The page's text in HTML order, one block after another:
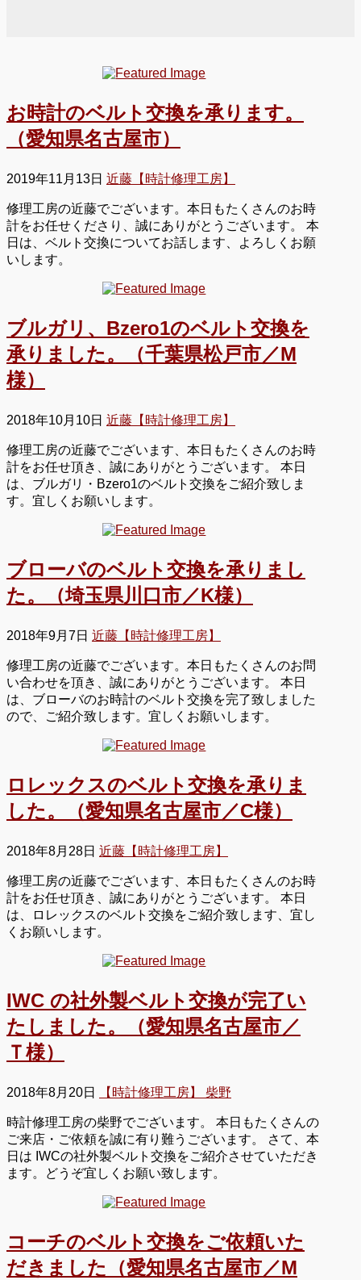
お時計のベルト交換を承ります。
（愛知県名古屋市）
2019年11月13日 近藤【時計修理工房】
修理工房の近藤でございます。本日もたくさんのお時
計をお任せくださり、誠にありがとうございます。 本
日は、ベルト交換についてお話します、よろしくお願
いします。
ブルガリ、Bzero1のベルト交換を
承りました。（千葉県松戸市／M
様）
2018年10月10日 近藤【時計修理工房】
修理工房の近藤でございます、本日もたくさんのお時
計をお任せ頂き、誠にありがとうございます。 本日
は、ブルガリ・Bzero1のベルト交換をご紹介致しま
す。宜しくお願いします。
ブローバのベルト交換を承りまし
た。（埼玉県川口市／K様）
2018年9月7日 近藤【時計修理工房】
修理工房の近藤でございます。本日もたくさんのお問
い合わせを頂き、誠にありがとうございます。 本日
は、ブローバのお時計のベルト交換を完了致しました
ので、ご紹介致します。宜しくお願いします。
ロレックスのベルト交換を承りま
した。（愛知県名古屋市／C様）
2018年8月28日 近藤【時計修理工房】
修理工房の近藤でございます、本日もたくさんのお時
計をお任せ頂き、誠にありがとうございます。 本日
は、ロレックスのベルト交換をご紹介致します、宜し
くお願いします。
IWC の社外製ベルト交換が完了い
たしました。（愛知県名古屋市／
Ｔ様）
2018年8月20日 【時計修理工房】 柴野
時計修理工房の柴野でございます。 本日もたくさんの
ご来店・ご依頼を誠に有り難うございます。 さて、本
日は IWCの社外製ベルト交換をご紹介させていただき
ます。どうぞ宜しくお願い致します。
コーチのベルト交換をご依頼いた
だきました（愛知県名古屋市／M